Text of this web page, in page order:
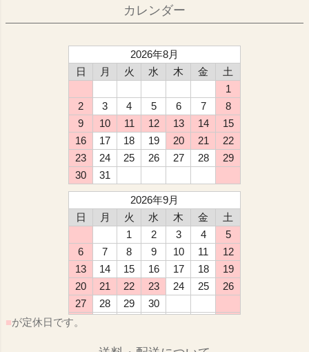
カレンダー
2026年8月
日
月 火 水 木 金
土
1
2
3 4 5 6 7
8
9
10 11 12 13 14
15
16
17 18 19 20 21
22
23
24 25 26 27 28
29
30
31
2026年9月
日
月 火 水 木 金
土
1
2 3 4
5
6
7 8 9 10 11
12
13
14 15 16 17 18
19
20
21 22 23 24 25
26
27
28 29
30
■が定休日です。